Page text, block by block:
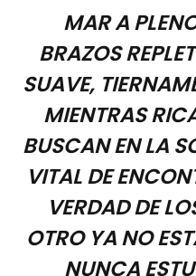
MAR A
BRAZOS
SUAVE,
MIENTRAS
BUSCAN EN LA
VITAL DE
VERDAD DE
OTRO YA NO
NUNCA